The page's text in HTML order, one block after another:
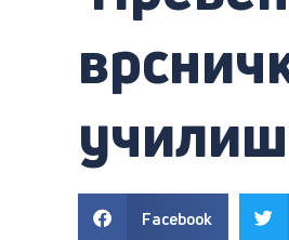
Facebook